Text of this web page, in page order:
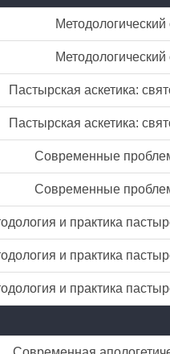
Пастырская аскетика:
Пастырская аскетика:
Современные
Современные
и практика
и практика
и практика